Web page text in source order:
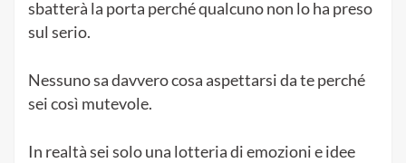
sbatterà la porta perché qualcuno non lo ha preso
sul serio.
Nessuno sa davvero cosa aspettarsi da te perché
sei così mutevole.
In realtà sei solo una lotteria di emozioni e idee